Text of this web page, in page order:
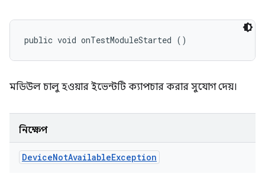
public void onTestModuleStarted ()
মডিউল চালু হওয়ার ইভেন্টটি ক্যাপচার করার সুযোগ দেয়।
নিক্ষেপ
DeviceNotAvailableException